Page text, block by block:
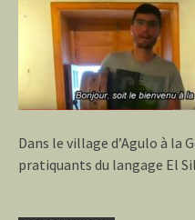
Dans le village d’Agulo à la
pratiquants du langage El